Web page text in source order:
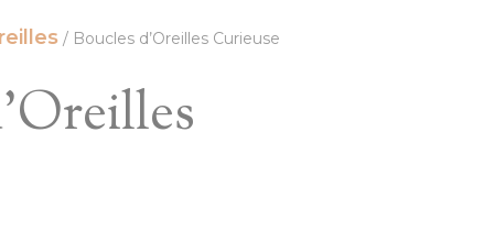
/ Boucles d’Oreilles Curieuse